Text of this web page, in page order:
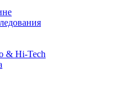
& Hi-Tech